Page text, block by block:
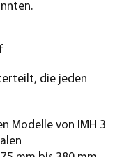
die jeden
Modelle von IMH 3